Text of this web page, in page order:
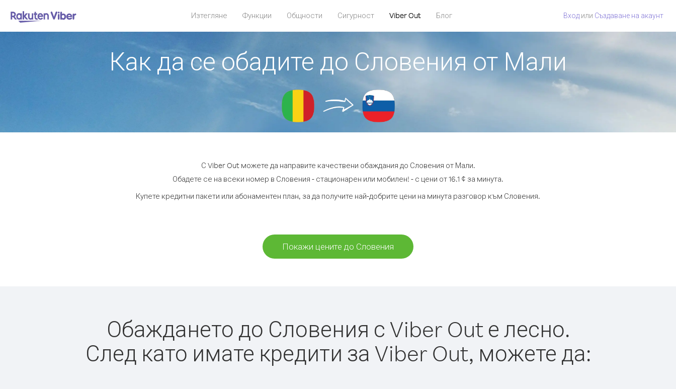
Изтегляне Функции Общности Сигурност Viber Out Блог Вход или Създаване на акаунт
Как да се обадите до Словения от Мали
С Viber Out можете да направите качествени обаждания до Словения от Мали.
Обадете се на всеки номер в Словения - стационарен или мобилен! - с цени от 16.1 ¢ за минута.
Купете кредитни пакети или абонаментен план, за да получите най-добрите цени на минута разговор към Словения.
Покажи цените до Словения
Обаждането до Словения с Viber Out е лесно.
След като имате кредити за Viber Out, можете да: